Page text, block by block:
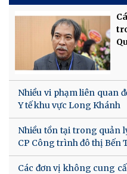
Nhiều vi phạm liên quan
Y tế khu vực Long Khánh
Nhiều tồn tại trong quản
CP Công trình đô thị Bến
Các đơn vị không cung